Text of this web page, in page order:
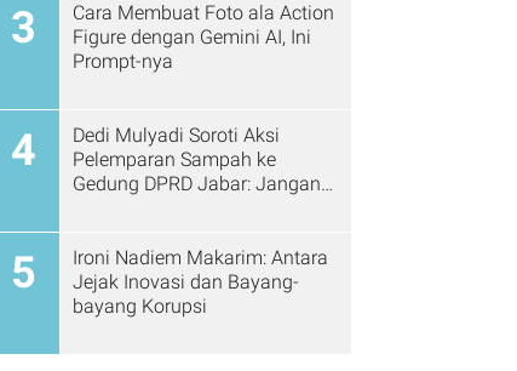
3
Cara Membuat Foto ala Action
Figure dengan Gemini AI, Ini
Prompt-nya
4
Dedi Mulyadi Soroti Aksi
Pelemparan Sampah ke
Gedung DPRD Jabar: Jangan
5
Ironi Nadiem Makarim: Antara
Jejak Inovasi dan Bayang-
bayang Korupsi